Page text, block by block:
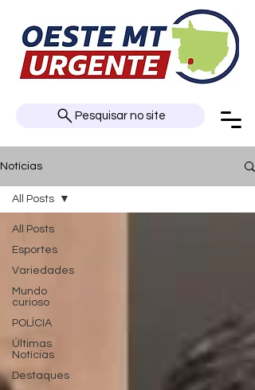
Pesquisar no site
Notícias
All Posts
Esportes
Variedades
Mundo
curioso
POLÍCIA
Últimas
Notícias
Destaques
All Posts